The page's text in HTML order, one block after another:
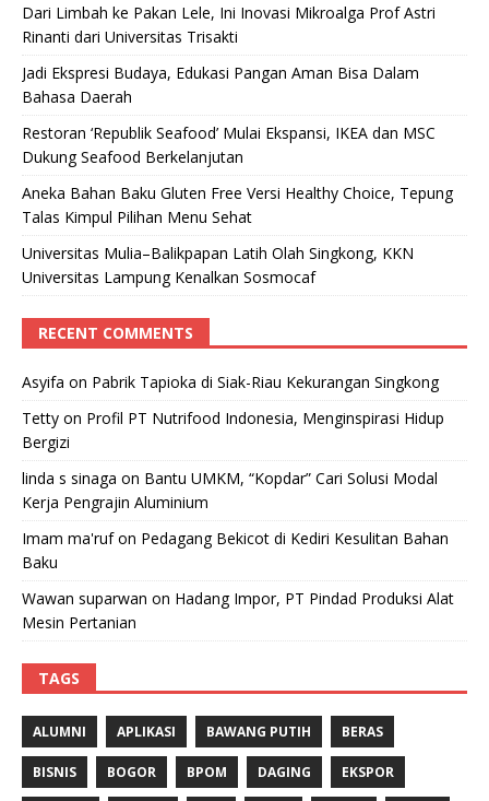
Dari Limbah ke Pakan Lele, Ini Inovasi Mikroalga Prof Astri
Rinanti dari Universitas Trisakti
Jadi Ekspresi Budaya, Edukasi Pangan Aman Bisa Dalam
Bahasa Daerah
Restoran ‘Republik Seafood’ Mulai Ekspansi, IKEA dan MSC
Dukung Seafood Berkelanjutan
Aneka Bahan Baku Gluten Free Versi Healthy Choice, Tepung
Talas Kimpul Pilihan Menu Sehat
Universitas Mulia–Balikpapan Latih Olah Singkong, KKN
Universitas Lampung Kenalkan Sosmocaf
RECENT COMMENTS
Asyifa on Pabrik Tapioka di Siak-Riau Kekurangan Singkong
Tetty on Profil PT Nutrifood Indonesia, Menginspirasi Hidup
Bergizi
linda s sinaga on Bantu UMKM, “Kopdar” Cari Solusi Modal
Kerja Pengrajin Aluminium
Imam ma'rufon Pedagang Bekicot di Kediri Kesulitan Bahan
Baku
Wawan suparwan on Hadang Impor, PT Pindad Produksi Alat
Mesin Pertanian
TAGS
ALUMNI APLIKASI BAWANG PUTIH BERAS
BISNIS BOGOR BPOM DAGING EKSPOR